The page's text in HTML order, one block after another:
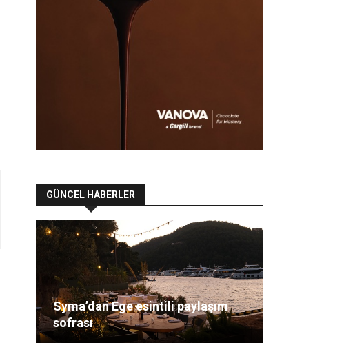
GÜNCEL HABERLER
Syma’dan Ege esintili paylaşım
sofrası